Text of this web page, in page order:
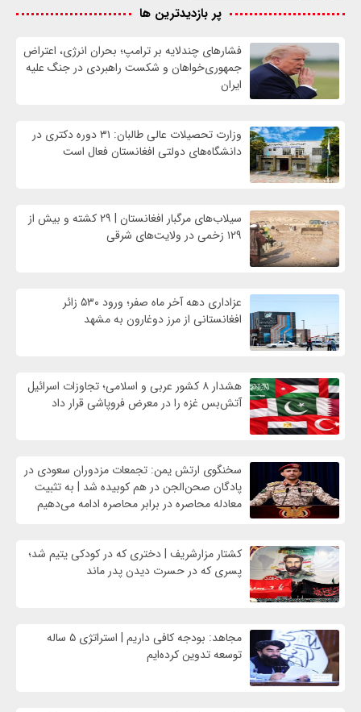
پر بازدیدترین ها
فشارهای چندلایه بر ترامپ؛ بحران انرژی، اعتراض
جمهوری‌خواهان و شکست راهبردی در جنگ علیه
ایران
وزارت تحصیلات عالی طالبان: ۳۱ دوره دکتری در
دانشگاه‌های دولتی افغانستان فعال است
سیلاب‌های مرگبار افغانستان | ۲۹ کشته و بیش از
۱۲۹ زخمی در ولایت‌های شرقی
عزاداری دهه آخر ماه صفر؛ ورود ۵۳۰ زائر
افغانستانی از مرز دوغارون به مشهد
هشدار ۸ کشور عربی و اسلامی؛ تجاوزات اسرائیل
آتش‌بس غزه را در معرض فروپاشی قرار داد
سخنگوی ارتش یمن: تجمعات مزدوران سعودی در
پادگان صحن‌الجن در هم کوبیده شد | به تثبیت
معادله محاصره در برابر محاصره ادامه می‌دهیم
کشتار مزارشریف | دختری که در کودکی یتیم شد؛
پسری که در حسرت دیدن پدر ماند
مجاهد: بودجه کافی داریم | استراتژی ۵ ساله
توسعه تدوین کرده‌ایم